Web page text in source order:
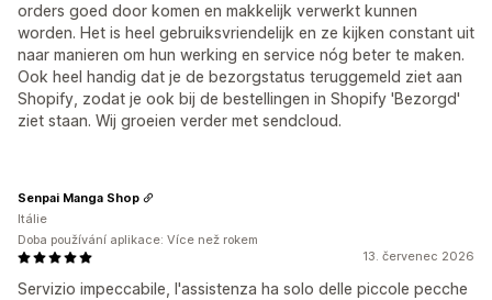
orders goed door komen en makkelijk verwerkt kunnen
worden. Het is heel gebruiksvriendelijk en ze kijken constant uit
naar manieren om hun werking en service nóg beter te maken.
Ook heel handig dat je de bezorgstatus teruggemeld ziet aan
Shopify, zodat je ook bij de bestellingen in Shopify 'Bezorgd'
ziet staan. Wij groeien verder met sendcloud.
13. červenec 2026
Servizio impeccabile, l'assistenza ha solo delle piccole pecche
Senpai Manga Shop
Itálie
Doba používání aplikace: Více než rokem